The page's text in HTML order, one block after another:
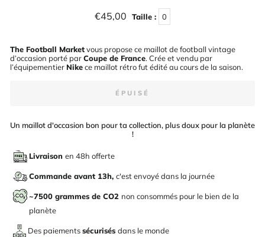
Prix
régulier
€45,00 Taille : 0
The Football Marketvous propose ce maillot de football vintage
d’occasion porté parCoupe de France. Crée et vendu par
l’équipementier Nikece maillot rétro fut édité au cours de la saison.
ÉPUISÉ
Un maillot d'occasion bon pour ta collection, plus doux pour la planète
!
Livraison en 48h offerte
Commande avant 13h, c'est envoyé dans la journée
~7500 grammes de CO2 non consommés pour le bien de la
planète
Des paiementssécurisés dans le monde